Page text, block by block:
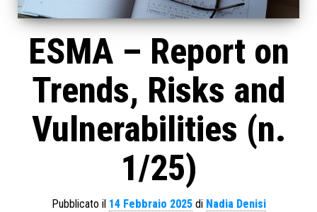
ESMA – Report on
Trends, Risks and
Vulnerabilities (n.
1/25)
Pubblicato il 14 Febbraio 2025di Nadia Denisi